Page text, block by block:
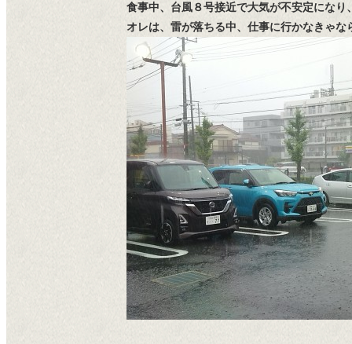
食事中、台風８号接近で大気が不安定にな
オレは、雷が落ちる中、仕事に行かなきゃな